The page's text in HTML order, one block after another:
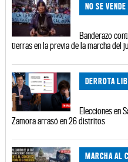
NO SE VENDE
Banderazo
tierras en la previa de la marcha del
DERROTA
Elecciones en
Zamora arrasó en 26 distritos
MARCHA AL